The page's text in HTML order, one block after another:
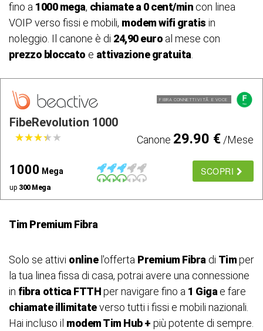
fino a 1000 mega, chiamate a 0 cent/min con linea
VOIP verso fissi e mobili, modem wifi gratis in
noleggio. Il canone è di 24,90 euro al mese con
prezzo bloccato e attivazione gratuita
FIBRA CONNETTIVITÃ E VOCE
FibeRevolution 1000
★★★★★
★★★★★ Canone 29.90 €/Mese
1000 Mega
up 300 Mega
SCOPRI
Tim Premium Fibra
Solo se attivi onlinel'offerta Premium Fibra di Timper
la tua linea fissa di casa, potrai avere una connessione
in fibra ottica FTTHper navigare fino a 1 Giga e fare
chiamate illimitateverso tutti i fissi e mobili nazionali.
Hai incluso il modem Tim Hub + più potente di sempre.